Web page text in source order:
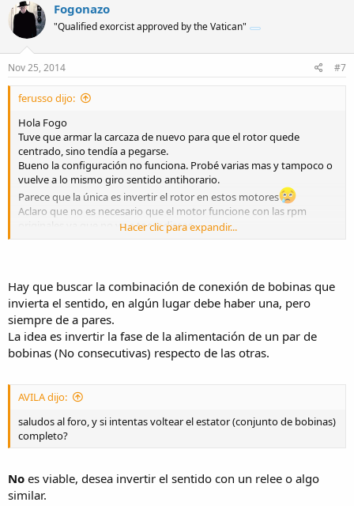
Fogonazo
"Qualified exorcist approved by the Vatican"
Nov 25, 2014 #7
ferusso dijo:
Hola Fogo
Tuve que armar la carcaza de nuevo para que el rotor quede
centrado, sino tendía a pegarse.
Bueno la configuración no funciona. Probé varias mas y tampoco o
vuelve a lo mismo giro sentido antihorario.
Parece que la única es invertir el rotor en estos motores
Aclaro que no es necesario que el motor funcione con las rpm
originales ya que no va a tocar discos.
etc.
Cualquier sugerencia es bienvenida.
Saludos
Hacer clic para expandir...
Hay que buscar la combinación de conexión de bobinas que
invierta el sentido, en algún lugar debe haber una, pero
siempre de a pares.
La idea es invertir la fase de la alimentación de un par de
bobinas (No consecutivas) respecto de las otras.
AVILA dijo:
saludos al foro, y si intentas voltear el estator (conjunto de bobinas)
completo?
No es viable, desea invertir el sentido con un relee o algo
similar.